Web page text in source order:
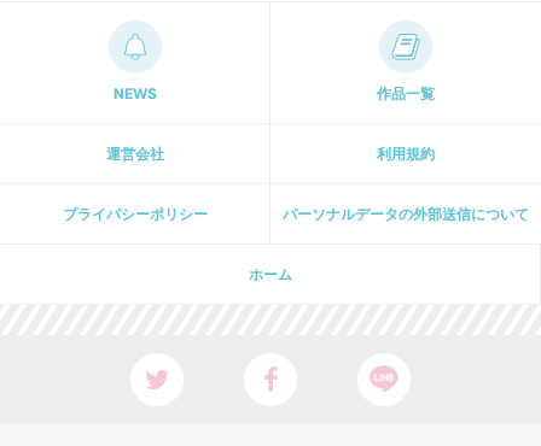
NEWS 作品一覧
運営会社 利用規約
プライパシーポリシー パーソナルデータの外部送信について
ホーム